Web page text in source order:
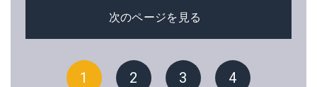
次のページを見る
1 2 3 4